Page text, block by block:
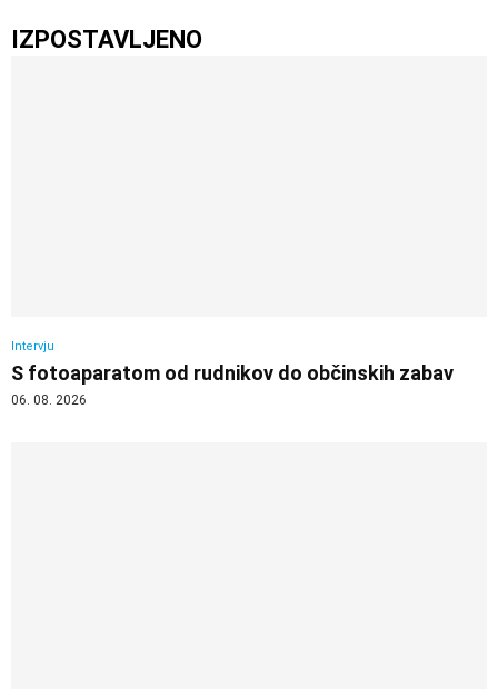
IZPOSTAVLJENO
Intervju
S fotoaparatom od rudnikov do občinskih zabav
06. 08. 2026